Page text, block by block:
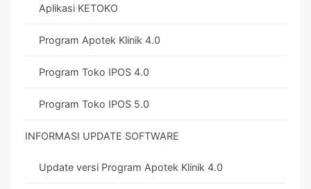
Aplikasi KETOKO
Program Apotek Klinik 4.0
Program Toko IPOS 4.0
Program Toko IPOS 5.0
INFORMASI UPDATE SOFTWARE
Update versi Program Apotek Klinik 4.0